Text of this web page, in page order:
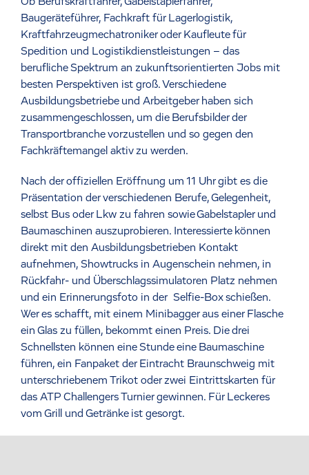
Baugeräteführer, Fachkraft für Lagerlogistik,
Kraftfahrzeugmechatroniker oder Kaufleute für
Spedition und Logistikdienstleistungen – das
berufliche Spektrum an zukunftsorientierten Jobs mit
besten Perspektiven ist groß. Verschiedene
Ausbildungsbetriebe und Arbeitgeber haben sich
zusammengeschlossen, um die Berufsbilder der
Transportbranche vorzustellen und so gegen den
Fachkräftemangel aktiv zu werden.
Nach der offiziellen Eröffnung um 11 Uhr gibt es die
Präsentation der verschiedenen Berufe, Gelegenheit,
selbst Bus oder Lkw zu fahren sowie Gabelstapler und
Baumaschinen auszuprobieren. Interessierte können
direkt mit den Ausbildungsbetrieben Kontakt
aufnehmen, Showtrucks in Augenschein nehmen, in
Rückfahr- und Überschlagssimulatoren Platz nehmen
und ein Erinnerungsfoto in der Selfie-Box schießen.
Wer es schafft, mit einem Minibagger aus einer Flasche
ein Glas zu füllen, bekommt einen Preis. Die drei
Schnellsten können eine Stunde eine Baumaschine
führen, ein Fanpaket der Eintracht Braunschweig mit
unterschriebenem Trikot oder zwei Eintrittskarten für
das ATP Challengers Turnier gewinnen. Für Leckeres
vom Grill und Getränke ist gesorgt.